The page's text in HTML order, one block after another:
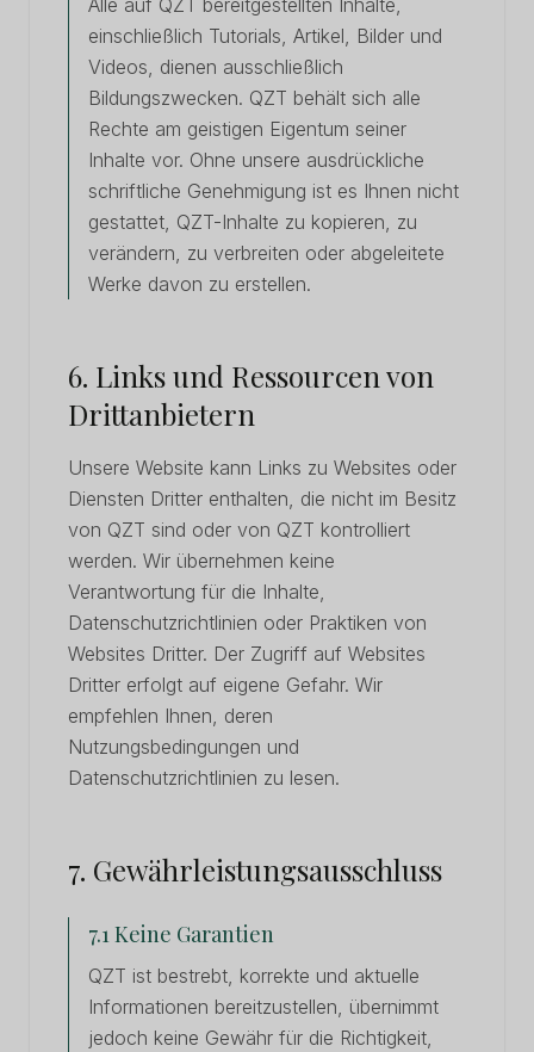
Alle auf QZT bereitgestellten Inhalte,
einschließlich Tutorials, Artikel, Bilder und
Videos, dienen ausschließlich
Bildungszwecken. QZT behält sich alle
Rechte am geistigen Eigentum seiner
Inhalte vor. Ohne unsere ausdrückliche
schriftliche Genehmigung ist es Ihnen nicht
gestattet, QZT-Inhalte zu kopieren, zu
verändern, zu verbreiten oder abgeleitete
Werke davon zu erstellen.
6. Links und Ressourcen von
Drittanbietern
Unsere Website kann Links zu Websites oder
Diensten Dritter enthalten, die nicht im Besitz
von QZT sind oder von QZT kontrolliert
werden. Wir übernehmen keine
Verantwortung für die Inhalte,
Datenschutzrichtlinien oder Praktiken von
Websites Dritter. Der Zugriff auf Websites
Dritter erfolgt auf eigene Gefahr. Wir
empfehlen Ihnen, deren
Nutzungsbedingungen und
Datenschutzrichtlinien zu lesen.
7. Gewährleistungsausschluss
7.1 Keine Garantien
QZT ist bestrebt, korrekte und aktuelle
Informationen bereitzustellen, übernimmt
jedoch keine Gewähr für die Richtigkeit,